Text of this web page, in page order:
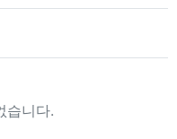
습니다.